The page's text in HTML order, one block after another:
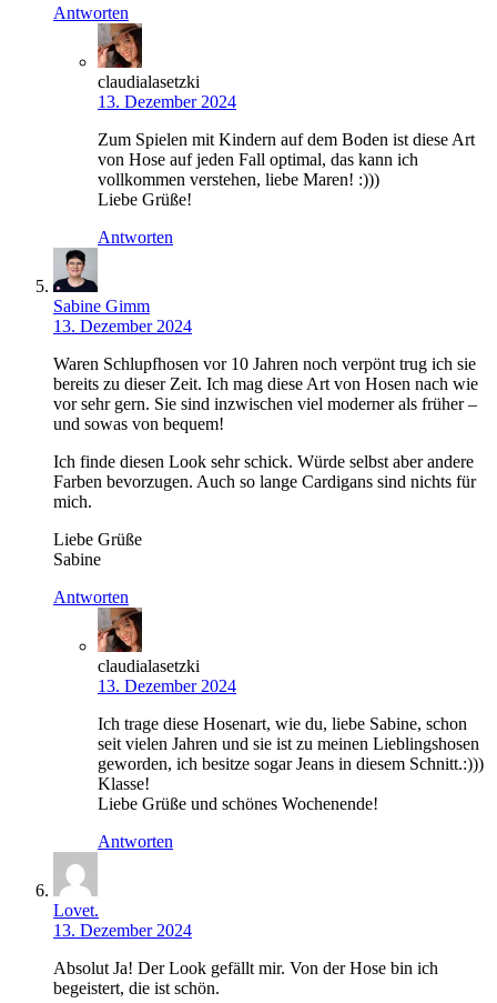
Antworten
claudialasetzki
13. Dezember 2024
Zum Spielen mit Kindern auf dem Boden ist diese Art
von Hose auf jeden Fall optimal, das kann ich
vollkommen verstehen, liebe Maren! :)))
Liebe Grüße!
Antworten
Sabine Gimm
13. Dezember 2024
Waren Schlupfhosen vor 10 Jahren noch verpönt trug ich sie
bereits zu dieser Zeit. Ich mag diese Art von Hosen nach wie
vor sehr gern. Sie sind inzwischen viel moderner als früher –
und sowas von bequem!
Ich finde diesen Look sehr schick. Würde selbst aber andere
Farben bevorzugen. Auch so lange Cardigans sind nichts für
mich.
Liebe Grüße
Sabine
Antworten
claudialasetzki
13. Dezember 2024
Ich trage diese Hosenart, wie du, liebe Sabine, schon
seit vielen Jahren und sie ist zu meinen Lieblingshosen
geworden, ich besitze sogar Jeans in diesem Schnitt.:)))
Klasse!
Liebe Grüße und schönes Wochenende!
Antworten
Lovet.
13. Dezember 2024
Absolut Ja! Der Look gefällt mir. Von der Hose bin ich
begeistert, die ist schön.